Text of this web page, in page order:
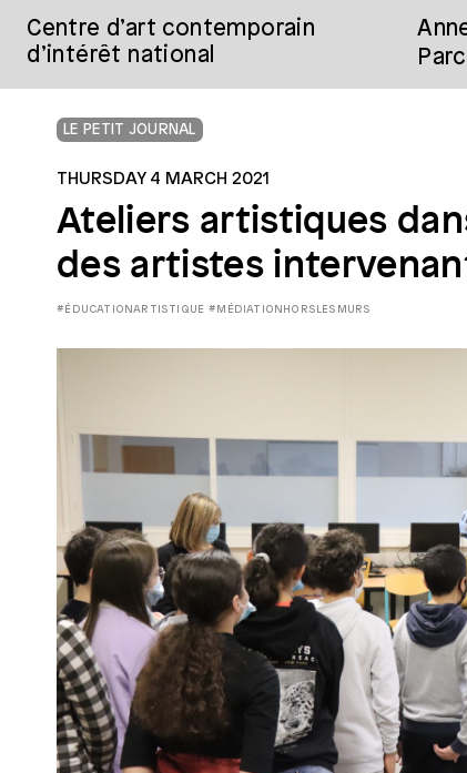
Centre d’art contemporain
d’intérêt national
LE PETIT JOURNAL
THURSDAY 4 MARCH 2021
Ateliers artistiques
des artistes
#ÉDUCATIONARTISTIQUE #MÉDIATIONHORSLESMURS